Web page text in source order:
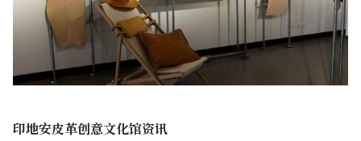
印地安皮革创意文化馆资讯